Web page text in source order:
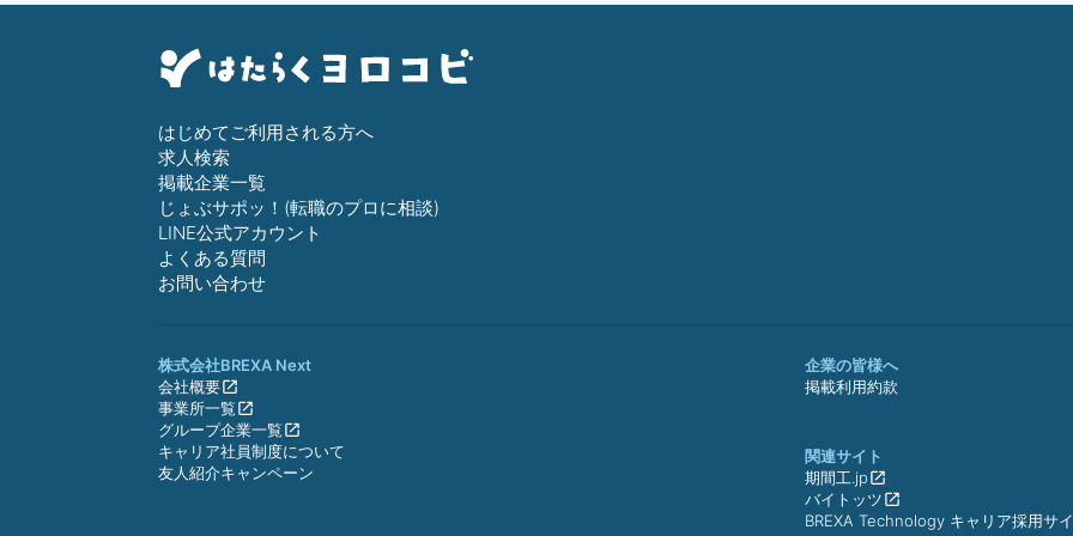
はじめてご利用される方へ
求人検索
掲載企業一覧
じょぶサポッ！(転職のプロに相談)
LINE公式アカウント
よくある質問
お問い合わせ
株式会社BREXA Next
会社概要
事業所一覧
グループ企業一覧
キャリア社員制度について
友人紹介キャンペーン
企業の皆様へ
掲載利用約款
関連サイト
期間工.jp
バイトッツ
BREXA Technology キャリア採用サ